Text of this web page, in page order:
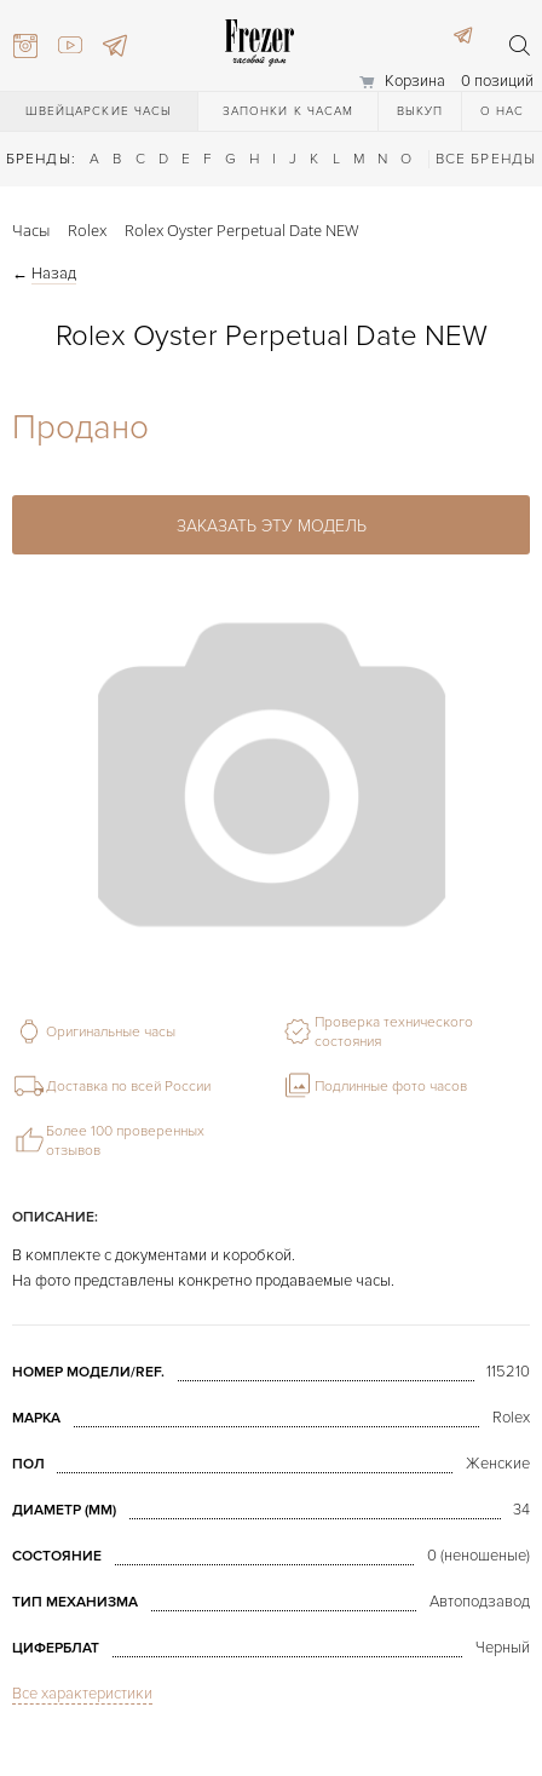
Корзина 0 позиций
ШВЕЙЦАРСКИЕ ЧАСЫ ЗАПОНКИ К ЧАСАМ ВЫКУП О НАС
БРЕНДЫ: A B C D E F G H I J K L M N O Q R S T
ВСЕ БРЕНДЫ
27-44
27-44
Часы Rolex Rolex Oyster Perpetual Date NEW
← Назад
Rolex Oyster Perpetual Date NEW
Продано
ЗАКАЗАТЬ ЭТУ МОДЕЛЬ
ОПИСАНИЕ:
В комплекте с документами и коробкой.
На фото представлены конкретно продаваемые часы.
НОМЕР МОДЕЛИ/REF. 115210
МАРКА Rolex
ПОЛ Женские
ДИАМЕТР (MM) 34
СОСТОЯНИЕ 0 (неношеные)
ТИП МЕХАНИЗМА Автоподзавод
ЦИФЕРБЛАТ Черный
СТЕКЛО
Все характеристики
Оригинальные часы
Проверка технического
состояния
Доставка по всей России Подлинные фото часов
Более 100 проверенных
отзывов